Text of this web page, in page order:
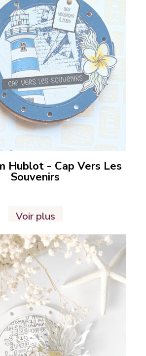
Hublot - Cap Vers Les
Souvenirs
Voir plus